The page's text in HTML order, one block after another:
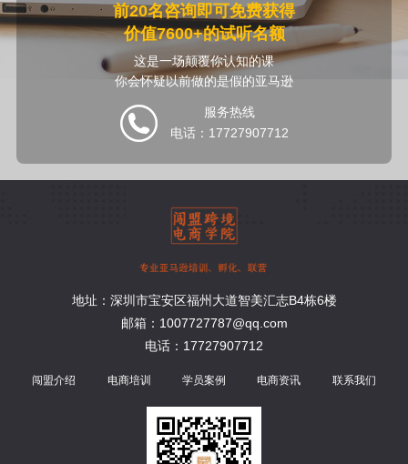
前20名咨询即可免费获得
价值7600+的试听名额
这是一场颠覆你认知的课
你会怀疑以前做的是假的亚马逊
服务热线
电话：17727907712
地址：深圳市宝安区福州大道智美汇志B4栋6楼
邮箱：1007727787@qq.com
电话：17727907712
闯盟介绍 电商培训 学员案例 电商资讯 联系我们